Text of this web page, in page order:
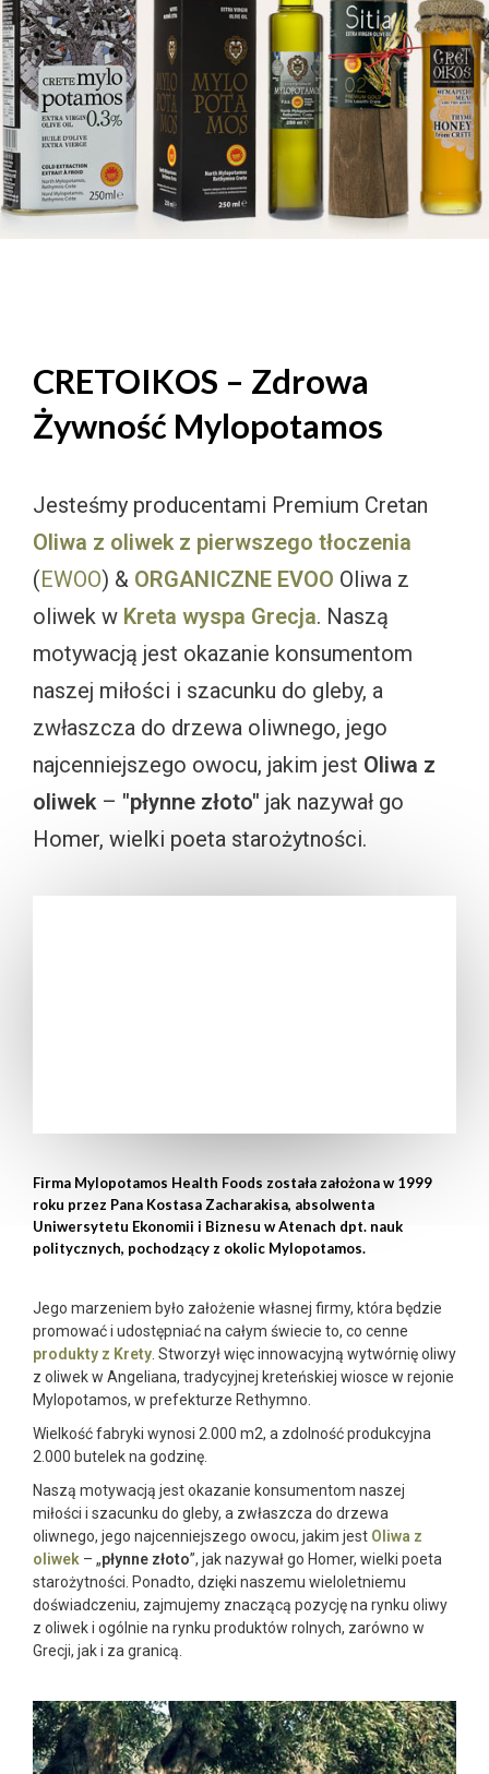
CRETOIKOS – Zdrowa
Żywność Mylopotamos
Jesteśmy producentami Premium Cretan
Oliwa z oliwek z pierwszego tłoczenia
(EWOO) & ORGANICZNE EVOO Oliwa z
oliwek w Kreta wyspa Grecja. Naszą
motywacją jest okazanie konsumentom
naszej miłości i szacunku do gleby, a
zwłaszcza do drzewa oliwnego, jego
najcenniejszego owocu, jakim jest Oliwa z
oliwek – "płynne złoto" jak nazywał go
Homer, wielki poeta starożytności.
Firma Mylopotamos Health Foods została założona w 1999
roku przez Pana Kostasa Zacharakisa, absolwenta
Uniwersytetu Ekonomii i Biznesu w Atenach dpt. nauk
politycznych, pochodzący z okolic Mylopotamos.
Jego marzeniem było założenie własnej firmy, która będzie
promować i udostępniać na całym świecie to, co cenne
produkty z Krety . Stworzył więc innowacyjną wytwórnię oliwy
z oliwek w Angeliana, tradycyjnej kreteńskiej wiosce w rejonie
Mylopotamos, w prefekturze Rethymno.
Wielkość fabryki wynosi 2.000 m2, a zdolność produkcyjna
2.000 butelek na godzinę.
Naszą motywacją jest okazanie konsumentom naszej
miłości i szacunku do gleby, a zwłaszcza do drzewa
oliwnego, jego najcenniejszego owocu, jakim jest Oliwa z
oliwek – „płynne złoto”, jak nazywał go Homer, wielki poeta
starożytności. Ponadto, dzięki naszemu wieloletniemu
doświadczeniu, zajmujemy znaczącą pozycję na rynku oliwy
z oliwek i ogólnie na rynku produktów rolnych, zarówno w
Grecji, jak i za granicą.